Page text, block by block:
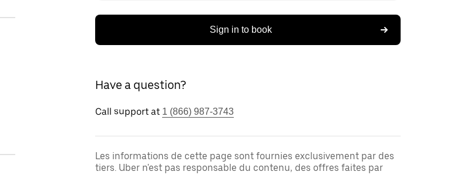
Sign in to book
Have a question?
Call support at 1 (866) 987-3743
Les informations de cette page sont fournies exclusivement par des
tiers. Uber n'est pas responsable du contenu, des offres faites par